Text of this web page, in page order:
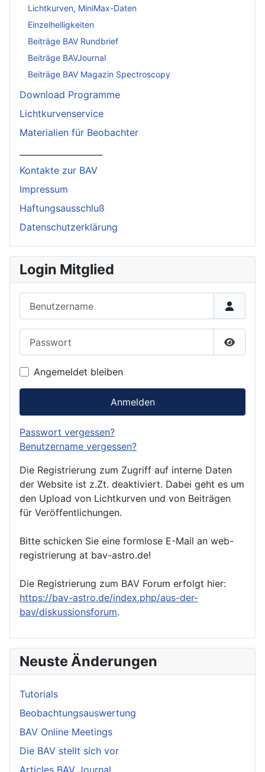
Lichtkurven, MiniMax-Daten
Einzelhelligkeiten
Beiträge BAV Rundbrief
Beiträge BAVJournal
Beiträge BAV Magazin Spectroscopy
Download Programme
Lichtkurvenservice
Materialien für Beobachter
Kontakte zur BAV
Impressum
Haftungsausschluß
Datenschutzerklärung
Login Mitglied
Angemeldet bleiben
Anmelden
Passwort vergessen?
Benutzername vergessen?
Die Registrierung zum Zugriff auf interne Daten
der Website ist z.Zt. deaktiviert. Dabei geht es um
den Upload von Lichtkurven und von Beiträgen
für Veröffentlichungen.
Bitte schicken Sie eine formlose E-Mail an web-
registrierung at bav-astro.de!
Die Registrierung zum BAV Forum erfolgt hier:
https://bav-astro.de/index.php/aus-der-
bav/diskussionsforum.
Neuste Änderungen
Tutorials
Beobachtungsauswertung
BAV Online Meetings
Die BAV stellt sich vor
Articles BAV Journal